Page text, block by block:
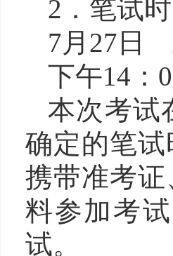
2．笔试
7月27日
下午14：
本次考试
确定的笔
携带准考
料参加考
试。